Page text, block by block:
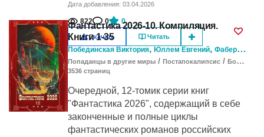
Дата добавления: 03.04.2026
822 0 0
Скачать Читать
Фантастика 2026-10. Компиляция.
Книги 1-35
Побединская Виктория,Юллем Евгений, Фабер Ник
Попаданцы в другие миры / Постапокалипсис / Боевая фантастика
3536 cтраниц
Очередной, 12-томик серии книг
"Фантастика 2026", содержащий в себе
законченные и полные циклы
фантастических романов российских